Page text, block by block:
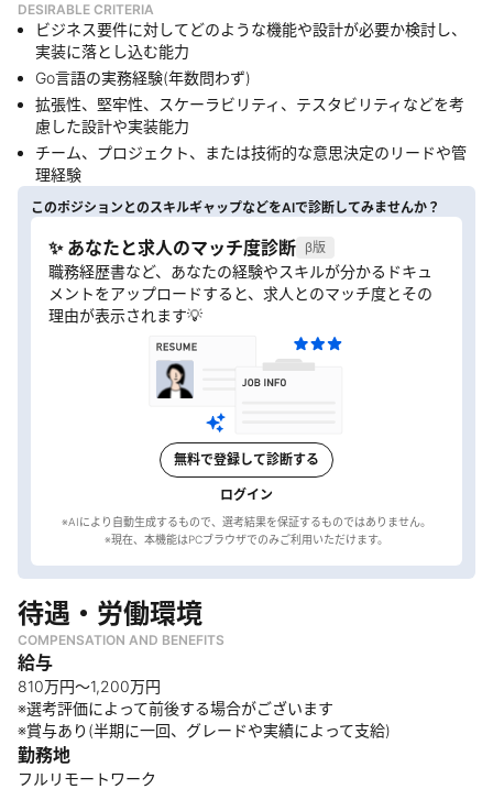
DESIRABLE CRITERIA
ビジネス要件に対してどのような機能や設計が必要か検討し、
実装に落とし込む能力
Go言語の実務経験(年数問わず)
拡張性、堅牢性、スケーラビリティ、テスタビリティなどを考
慮した設計や実装能力
チーム、プロジェクト、または技術的な意思決定のリードや管
理経験
このポジションとのスキルギャップなどをAIで診断してみませんか？
✨ あなたと求人のマッチ度診断 β版
職務経歴書など、あなたの経験やスキルが分かるドキュ
メントをアップロードすると、求人とのマッチ度とその
理由が表示されます💡
無料で登録して診断する
ログイン
※AIにより自動生成するもので、選考結果を保証するものではありません。
待遇・労働環境
COMPENSATION AND BENEFITS
給与
810万円〜1,200万円
※選考評価によって前後する場合がございます
※賞与あり(半期に一回、グレードや実績によって支給)
勤務地
フルリモートワーク